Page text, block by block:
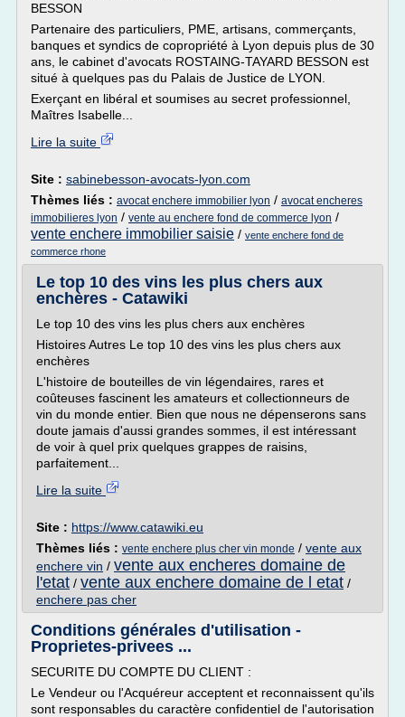
BESSON
Partenaire des particuliers, PME, artisans, commerçants,
banques et syndics de copropriété à Lyon depuis plus de 30
ans, le cabinet d'avocats ROSTAING-TAYARD BESSON est
situé à quelques pas du Palais de Justice de LYON.
Exerçant en libéral et soumises au secret professionnel,
Maîtres Isabelle...
Lire la suite
Site : sabinebesson-avocats-lyon.com
Thèmes liés : avocat enchere immobilier lyon / avocat encheres
immobilieres lyon / vente au enchere fond de commerce lyon /
vente enchere immobilier saisie / vente enchere fond de
commerce rhone
Le top 10 des vins les plus chers aux
enchères - Catawiki
Le top 10 des vins les plus chers aux enchères
Histoires Autres Le top 10 des vins les plus chers aux
enchères
L'histoire de bouteilles de vin légendaires, rares et
coûteuses fascinent les amateurs et collectionneurs de
vin du monde entier. Bien que nous ne dépenserons sans
doute jamais d'aussi grandes sommes, il est intéressant
de voir à quel prix quelques grappes de raisins,
parfaitement...
Lire la suite
Site : https://www.catawiki.eu
Thèmes liés : vente enchere plus cher vin monde / vente aux
enchere vin / vente aux encheres domaine de
l'etat / vente aux enchere domaine de l etat /
enchere pas cher
Conditions générales d'utilisation -
Proprietes-privees ...
SECURITE DU COMPTE DU CLIENT :
Le Vendeur ou l'Acquéreur acceptent et reconnaissent qu'ils
sont responsables du caractère confidentiel de l'autorisation